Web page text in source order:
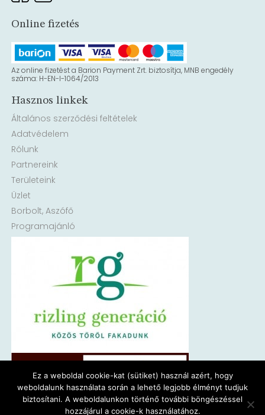
Online fizetés
Az online fizetést a Barion Payment Zrt. biztosítja, MNB engedély
száma: H-EN-I-1064/2013
Hasznos linkek
Általános szerződési feltételek
Adatvédelem
Rólunk
Partnereink
Területeink
Üzlet
Borbolt, Aszófő
Programajánló
Ez a weboldal cookie-kat (sütiket) használ azért, hogy
weboldalunk használata során a lehető legjobb élményt tudjuk
biztosítani. A weboldalunkon történő további böngészéssel
hozzájárul a cookie-k használatához.